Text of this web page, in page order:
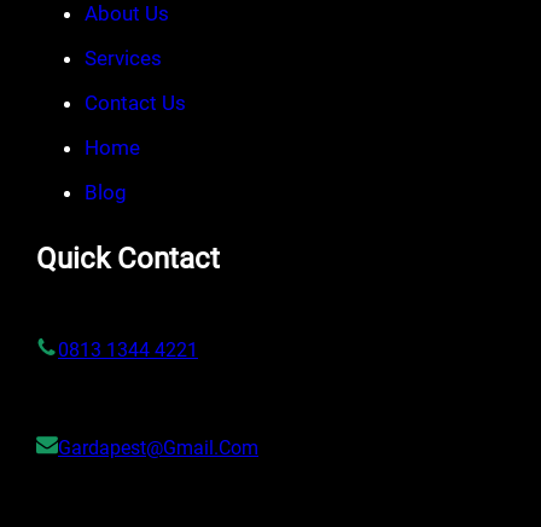
About Us
Services
Contact Us
Home
Blog
Quick Contact
0813 1344 4221
Gardapest@gmail.com